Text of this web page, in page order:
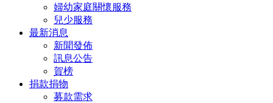
婦幼家庭關懷服務
兒少服務
最新消息
新聞發佈
訊息公告
賀榜
捐款捐物
募款需求